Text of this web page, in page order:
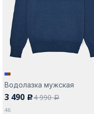
Водолазка мужская
3 490 c4 990a
46